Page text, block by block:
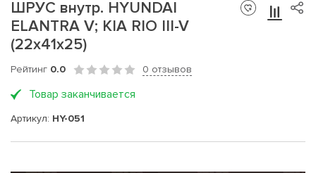
ШРУС внутр. HYUNDAI
ELANTRA V; KIA RIO III-V
(22х41х25)
Рейтинг 0.0 0 отзывов
Товар заканчивается
Артикул: HY-051